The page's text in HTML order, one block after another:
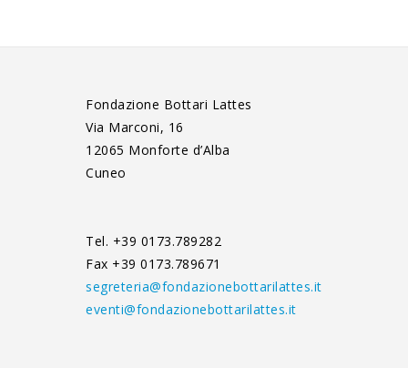
Fondazione Bottari Lattes
Via Marconi, 16
12065 Monforte d’Alba
Cuneo
Tel. +39 0173.789282
Fax +39 0173.789671
segreteria@fondazionebottarilattes.it
eventi@fondazionebottarilattes.it